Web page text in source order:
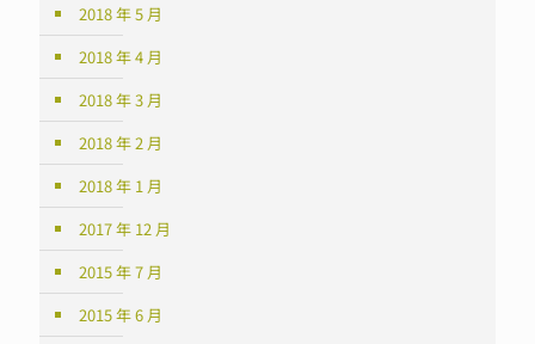
2018 年 5 月
2018 年 4 月
2018 年 3 月
2018 年 2 月
2018 年 1 月
2017 年 12 月
2015 年 7 月
2015 年 6 月